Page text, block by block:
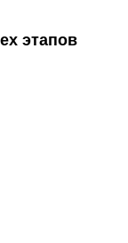
этапов